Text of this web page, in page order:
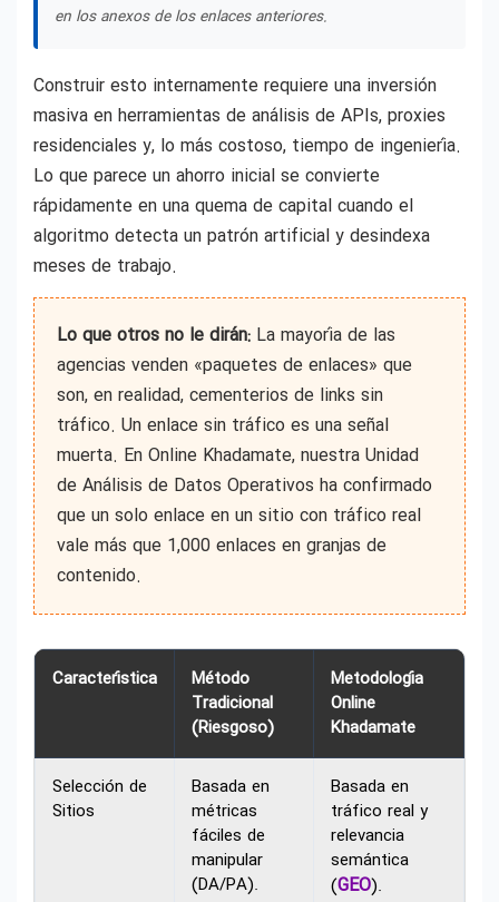
en los anexos de los enlaces anteriores.
Construir esto internamente requiere una inversión
masiva en herramientas de análisis de APIs, proxies
residenciales y, lo más costoso, tiempo de ingeniería.
Lo que parece un ahorro inicial se convierte
rápidamente en una quema de capital cuando el
algoritmo detecta un patrón artificial y desindexa
meses de trabajo.
Lo que otros no le dirán: La mayoría de las
agencias venden «paquetes de enlaces» que
son, en realidad, cementerios de links sin
tráfico. Un enlace sin tráfico es una señal
muerta. En Online Khadamate, nuestra Unidad
de Análisis de Datos Operativos ha confirmado
que un solo enlace en un sitio con tráfico real
vale más que 1,000 enlaces en granjas de
contenido.
Característica
Método
Tradicional
(Riesgoso)
Metodología
Online
Khadamate
Selección de
Sitios
Basada en
métricas
fáciles de
manipular
(DA/PA).
Basada en
tráfico real y
relevancia
semántica
(GEO).